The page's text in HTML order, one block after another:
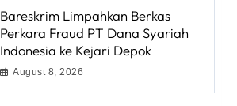
Bareskrim Limpahkan Berkas
Perkara Fraud PT Dana Syariah
Indonesia ke Kejari Depok
August 8, 2026